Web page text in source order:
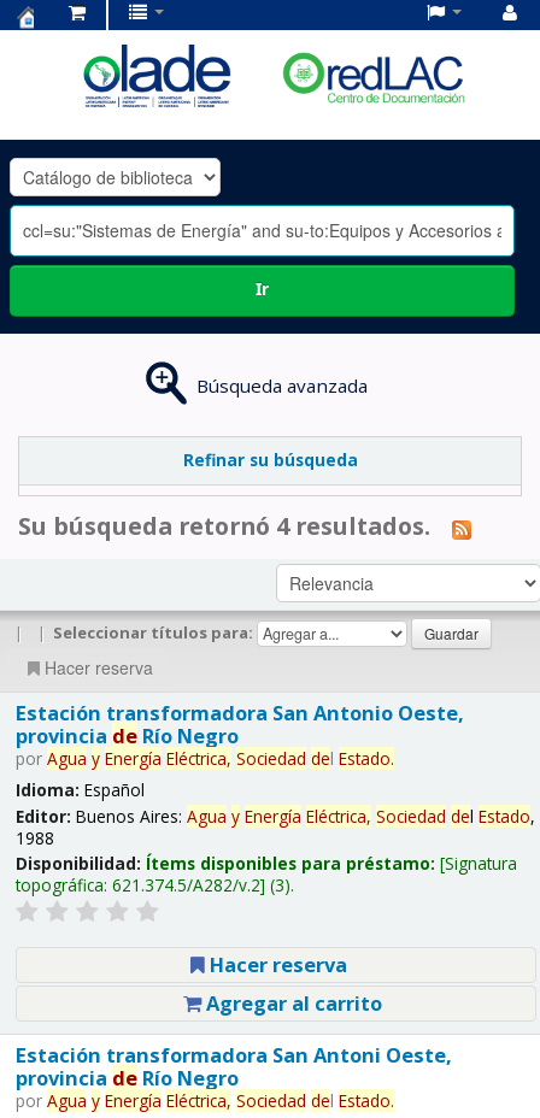
OLADE
-
Ir
Búsqueda avanzada
Refinar su búsqueda
Su búsqueda retornó 4 resultados.
| | Seleccionar títulos para:
Hacer reserva
Estación transformadora San Antonio Oeste,
provincia deRío Negro
por Agua y Energía Eléctrica, Sociedad del Estado.
Idioma: Español
Editor: Buenos Aires: Agua y Energía Eléctrica, Sociedad del Estado,
1988
Disponibilidad: Ítems disponibles para préstamo: Signatura
topográfica: 621.374.5/A282/v.2 (3).
Hacer reserva
Agregar al carrito
Estación transformadora San Antoni Oeste,
provincia deRío Negro
por Agua y Energía Eléctrica, Sociedad del Estado.